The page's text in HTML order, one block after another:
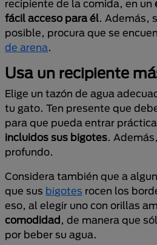
recipiente de la comida, en un
fácil acceso para él. Además,
posible, procura que se
de arena.
Usa un recipiente
Elige un tazón de agua
tu gato. Ten presente que
para que pueda entrar
incluidos sus bigotes.
profundo.
Considera también que a
que sus bigotes rocen los
eso, al elegir uno con orillas
comodidad, de manera que
por beber su agua.